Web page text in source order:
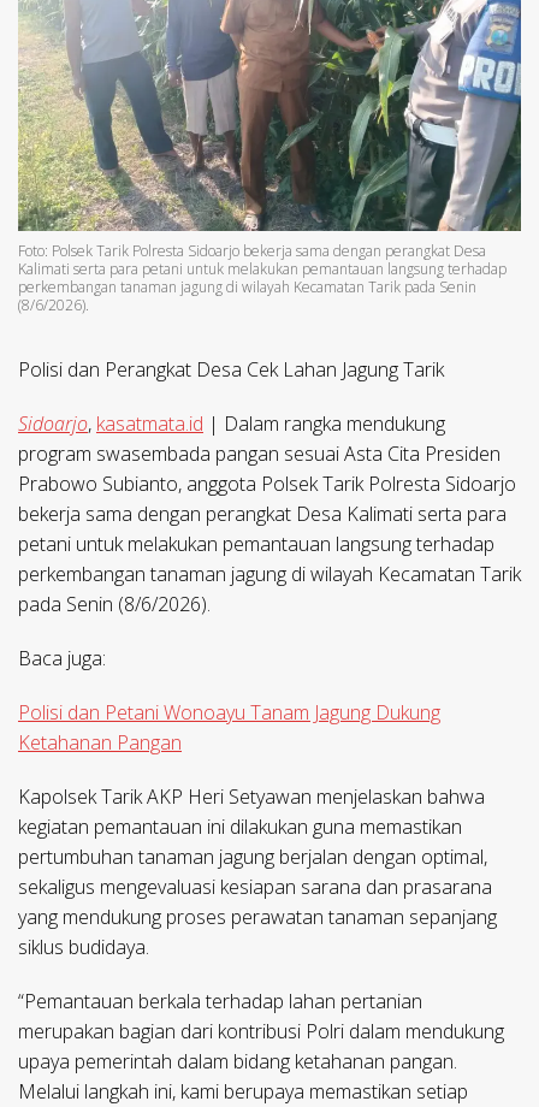
Foto: Polsek Tarik Polresta Sidoarjo bekerja sama dengan perangkat Desa
Kalimati serta para petani untuk melakukan pemantauan langsung terhadap
perkembangan tanaman jagung di wilayah Kecamatan Tarik pada Senin
(8/6/2026).
Polisi dan Perangkat Desa Cek Lahan Jagung Tarik
Sidoarjo, kasatmata.id | Dalam rangka mendukung
program swasembada pangan sesuai Asta Cita Presiden
Prabowo Subianto, anggota Polsek Tarik Polresta Sidoarjo
bekerja sama dengan perangkat Desa Kalimati serta para
petani untuk melakukan pemantauan langsung terhadap
perkembangan tanaman jagung di wilayah Kecamatan Tarik
pada Senin (8/6/2026).
Baca juga:
Polisi dan Petani Wonoayu Tanam Jagung Dukung
Ketahanan Pangan
Kapolsek Tarik AKP Heri Setyawan menjelaskan bahwa
kegiatan pemantauan ini dilakukan guna memastikan
pertumbuhan tanaman jagung berjalan dengan optimal,
sekaligus mengevaluasi kesiapan sarana dan prasarana
yang mendukung proses perawatan tanaman sepanjang
siklus budidaya.
“Pemantauan berkala terhadap lahan pertanian
merupakan bagian dari kontribusi Polri dalam mendukung
upaya pemerintah dalam bidang ketahanan pangan.
Melalui langkah ini, kami berupaya memastikan setiap